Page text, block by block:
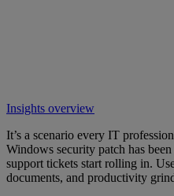
Insights overview
It’s a scenario every IT
Windows security patch has
support tickets start rolling in.
documents, and productivity